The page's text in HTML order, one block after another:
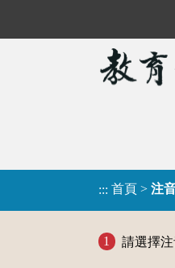
::: 首頁 > 注
請選擇